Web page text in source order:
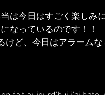
は今日はすごく楽しみ
なっているのです！！
ど、今日はアラーム